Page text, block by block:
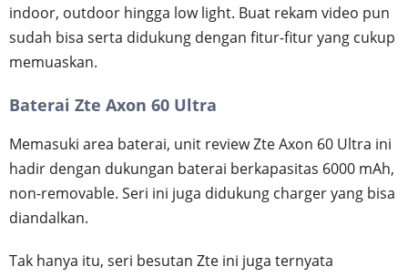
indoor, outdoor hingga low light. Buat rekam video pun
sudah bisa serta didukung dengan fitur-fitur yang cukup
memuaskan.
Baterai Zte Axon 60 Ultra
Memasuki area baterai, unit review Zte Axon 60 Ultra ini
hadir dengan dukungan baterai berkapasitas 6000 mAh,
non-removable. Seri ini juga didukung charger yang bisa
diandalkan.
Tak hanya itu, seri besutan Zte ini juga ternyata